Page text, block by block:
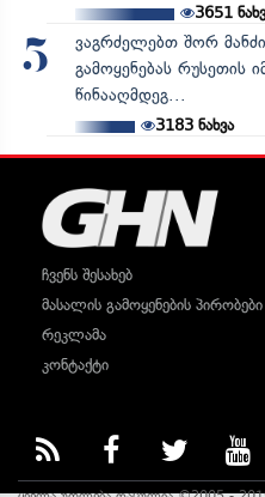
3651
5
ვაგრძელებთ შორ
გამოყენებას რუსეთის
წინააღმდეგ...
3183ნახვა
ჩვენს შესახებ
მასალის გამოყენების პირობები
რეკლამა
კონტაქტი